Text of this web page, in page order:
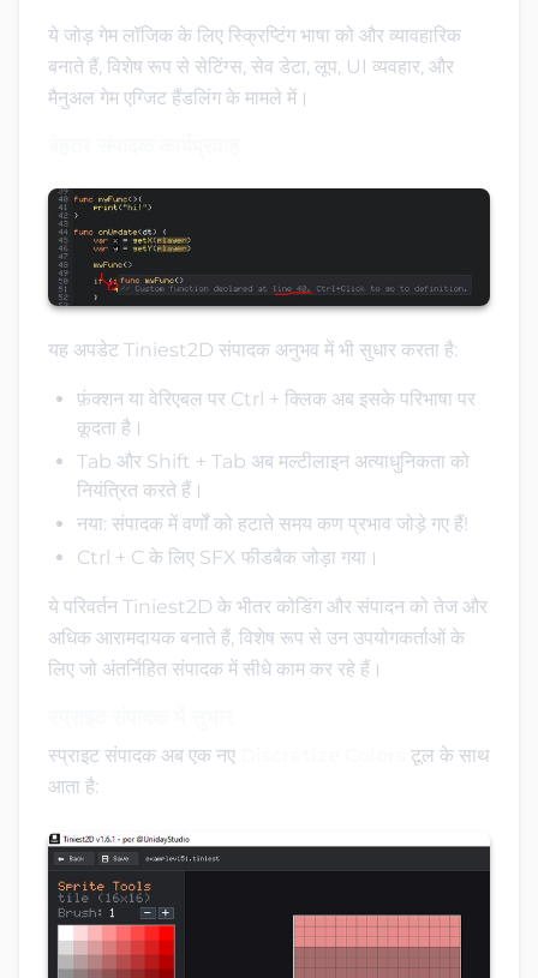
ये जोड़ गेम लॉजिक के लिए स्क्रिप्टिंग भाषा को और व्यावहारिक
बनाते हैं, विशेष रूप से सेटिंग्स, सेव डेटा, लूप, UI व्यवहार, और
मैनुअल गेम एग्जिट हैंडलिंग के मामले में।
यह अपडेट Tiniest2D संपादक अनुभव में भी सुधार करता है:
फ़ंक्शन या वेरिएबल पर Ctrl + क्लिक अब इसके परिभाषा पर
कूदता है।
Tab और Shift + Tab अब मल्टीलाइन अत्याधुनिकता को
नियंत्रित करते हैं।
नया: संपादक में वर्णों को हटाते समय कण प्रभाव जोड़े गए हैं!
Ctrl + C के लिए SFX फीडबैक जोड़ा गया।
ये परिवर्तन Tiniest2D के भीतर कोडिंग और संपादन को तेज और
अधिक आरामदायक बनाते हैं, विशेष रूप से उन उपयोगकर्ताओं के
लिए जो अंतर्निहित संपादक में सीधे काम कर रहे हैं।
स्प्राइट संपादक अब एक नए
टूल के साथ
आता है: